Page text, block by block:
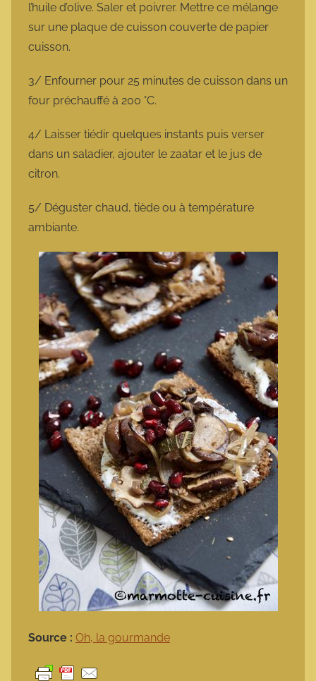
l’huile d’olive. Saler et poivrer. Mettre ce mélange
sur une plaque de cuisson couverte de papier
cuisson.
3/ Enfourner pour 25 minutes de cuisson dans un
four préchauffé à 200 °C.
4/ Laisser tiédir quelques instants puis verser
dans un saladier, ajouter le zaatar et le jus de
citron.
5/ Déguster chaud, tiède ou à température
ambiante.
Source : Oh, la gourmande